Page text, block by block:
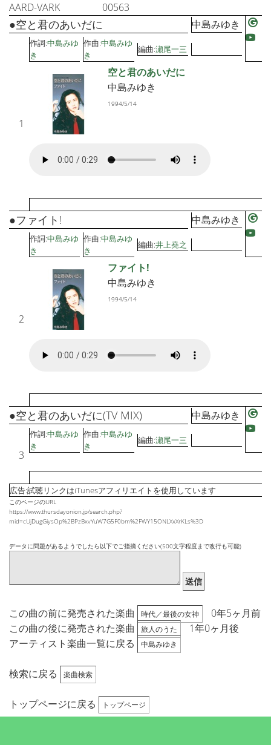
AARD-VARK
00563
1
●空と君のあいだに 中島みゆき
作詞:中島みゆ
き
作曲:中島みゆ
き
編曲:瀬尾一三
空と君のあいだに
中島みゆき
1994/5/14
2
●ファイト! 中島みゆき
作詞:中島みゆ
き
作曲:中島みゆ
き
編曲:井上堯之
ファイト!
中島みゆき
1994/5/14
3
●空と君のあいだに(TV MIX) 中島みゆき
作詞:中島みゆ
き
作曲:中島みゆ
き
編曲:瀬尾一三
広告:試聴リンクはiTunesアフィリエイトを使用しています
このページのURL
https://www.thursdayonion.jp/search.php?
mid=cUjDugGiysOp%2BPzBxvYuW7G5F0bm%2FWY15ONLXxXrKLs%3D
データに問題があるようでしたら以下でご指摘ください(500文字程度まで改行も可能)
送信
この曲の前に発売された楽曲 時代／最後の女神
0年5ヶ月前
この曲の後に発売された楽曲
旅人のうた
1年0ヶ月後
アーティスト楽曲一覧に戻る
中島みゆき
検索に戻る 楽曲検索
トップページに戻る トップページ